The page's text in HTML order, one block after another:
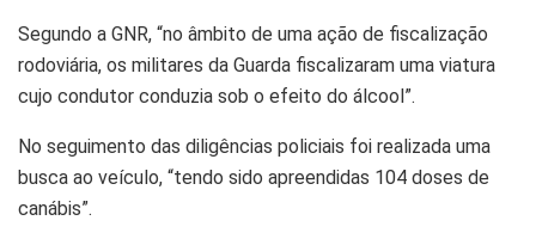
Segundo a GNR, “no âmbito de uma ação de fiscalização
rodoviária, os militares da Guarda fiscalizaram uma viatura
cujo condutor conduzia sob o efeito do álcool”.
No seguimento das diligências policiais foi realizada uma
busca ao veículo, “tendo sido apreendidas 104 doses de
canábis”.